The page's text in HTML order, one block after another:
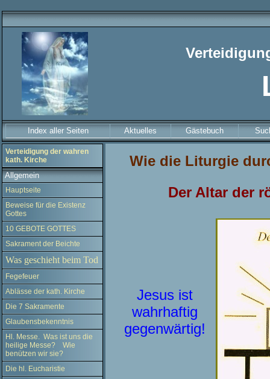
Index aller Seiten Aktuelles Gästebuch
Verteidigung der wahren
kath. Kirche
Allgemein
Hauptseite
Beweise für die Existenz
Gottes
10 GEBOTE GOTTES
Sakrament der Beichte
Was geschieht beim Tod
Fegefeuer
Ablässe der kath. Kirche
Die 7 Sakramente
Glaubensbekenntnis
Hl. Messe. Was ist uns die
heilige Messe? Wie
benützen wir sie?
Die hl. Eucharistie
Wie die Liturgie
Der Altar der
Jesus ist
wahrhaftig
gegenwärtig!